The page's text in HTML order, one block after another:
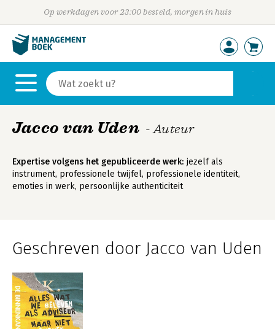
Op werkdagen voor 23:00 besteld, morgen in huis
Jacco van Uden - Auteur
Expertise volgens het gepubliceerde werk: jezelf als
instrument, professionele twijfel, professionele identiteit,
emoties in werk, persoonlijke authenticiteit
Geschreven door Jacco van Uden